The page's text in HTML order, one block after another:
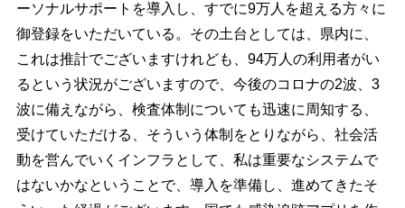
ーソナルサポートを導入し、すでに9万人を超える方々に
御登録をいただいている。その土台としては、県内に、
これは推計でございますけれども、94万人の利用者がい
るという状況がございますので、今後のコロナの2波、3
波に備えながら、検査体制についても迅速に周知する、
受けていただける、そういう体制をとりながら、社会活
動を営んでいくインフラとして、私は重要なシステムで
はないかなということで、導入を準備し、進めてきたそ